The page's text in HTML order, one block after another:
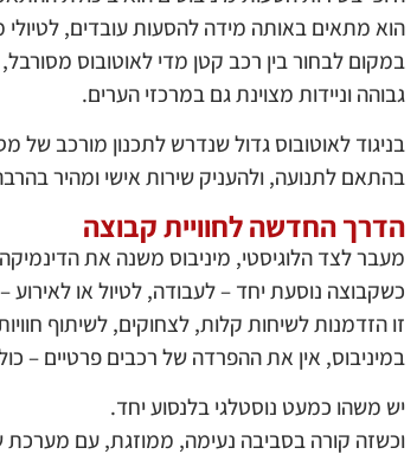
הוא מתאים באותה מידה להסעות עובדים, לטיולי
גבוהה וניידות מצוינת גם במרכזי הערים.
בניגוד לאוטובוס גדול שנדרש לתכנון מורכב של
בהתאם לתנועה, ולהעניק שירות אישי ומהיר
הדרך החדשה לחוויית קבוצה
מעבר לצד הלוגיסטי, מיניבוס משנה את
כשקבוצה נוסעת יחד – לעבודה, לטיול או לאירוע
זו הזדמנות לשיחות קלות, לצחוקים, לשיתוף
במיניבוס, אין את ההפרדה של רכבים פרטיים –
יש משהו כמעט נוסטלגי בלנסוע יחד.
וכשזה קורה בסביבה נעימה, ממוזגת, עם מערכת